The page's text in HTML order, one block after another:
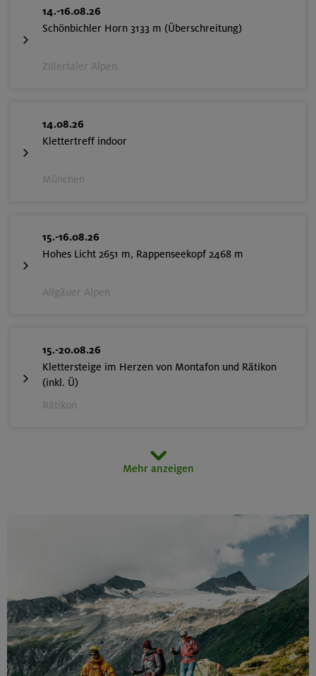
14.-16.08.26
Schönbichler Horn 3133 m (Überschreitung)
Zillertaler Alpen
14.08.26
Klettertreff indoor
München
15.-16.08.26
Hohes Licht 2651 m, Rappenseekopf 2468 m
Allgäuer Alpen
15.-20.08.26
Klettersteige im Herzen von Montafon und Rätikon
(inkl. Ü)
Rätikon
Kinderkletterkurs für Anfänger im Altmühltal
Südlicher Frankenjura
Mehr anzeigen